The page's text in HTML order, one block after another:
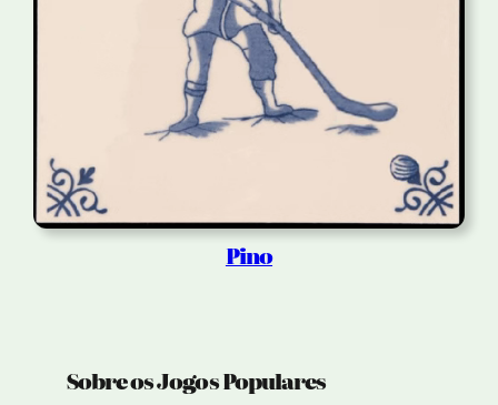
Pino
Sobre os Jogos Populares